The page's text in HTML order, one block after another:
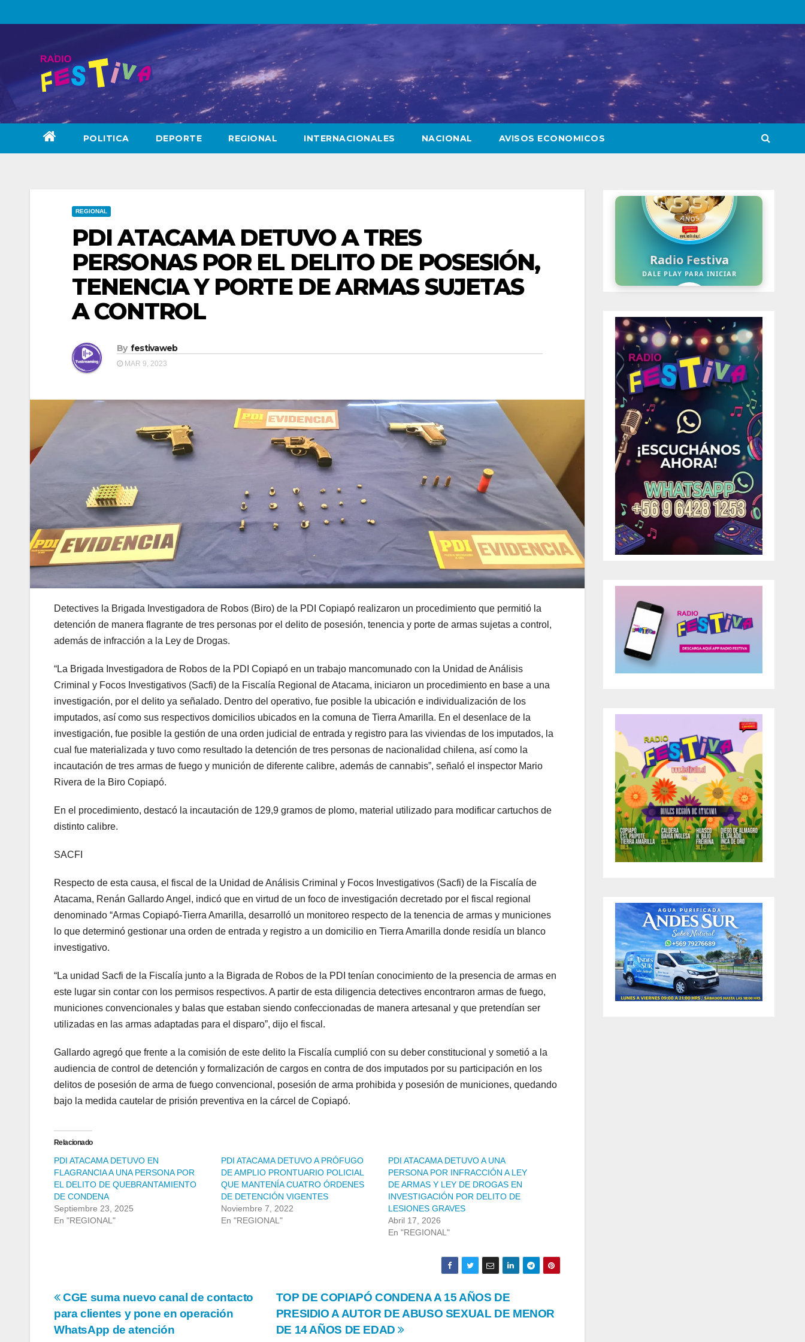
to
POLITICA DEPORTE REGIONAL INTERNACIONALES NACIONAL AVISOS ECONOMICOS
REGIONAL
PDI ATACAMA DETUVO A TRES
PERSONAS POR EL DELITO DE POSESIÓN,
TENENCIA Y PORTE DE ARMAS SUJETAS
A CONTROL
By festivaweb
MAR 9, 2023
Detectives la Brigada Investigadora de Robos (Biro) de la PDI Copiapó realizaron un procedimiento que permitió la
detención de manera flagrante de tres personas por el delito de posesión, tenencia y porte de armas sujetas a control,
además de infracción a la Ley de Drogas.
“La Brigada Investigadora de Robos de la PDI Copiapó en un trabajo mancomunado con la Unidad de Análisis
Criminal y Focos Investigativos (Sacfi) de la Fiscalía Regional de Atacama, iniciaron un procedimiento en base a una
investigación, por el delito ya señalado. Dentro del operativo, fue posible la ubicación e individualización de los
imputados, así como sus respectivos domicilios ubicados en la comuna de Tierra Amarilla. En el desenlace de la
investigación, fue posible la gestión de una orden judicial de entrada y registro para las viviendas de los imputados, la
cual fue materializada y tuvo como resultado la detención de tres personas de nacionalidad chilena, así como la
incautación de tres armas de fuego y munición de diferente calibre, además de cannabis”, señaló el inspector Mario
Rivera de la Biro Copiapó.
En el procedimiento, destacó la incautación de 129,9 gramos de plomo, material utilizado para modificar cartuchos de
distinto calibre.
SACFI
Respecto de esta causa, el fiscal de la Unidad de Análisis Criminal y Focos Investigativos (Sacfi) de la Fiscalía de
Atacama, Renán Gallardo Angel, indicó que en virtud de un foco de investigación decretado por el fiscal regional
denominado “Armas Copiapó-Tierra Amarilla, desarrolló un monitoreo respecto de la tenencia de armas y municiones
lo que determinó gestionar una orden de entrada y registro a un domicilio en Tierra Amarilla donde residía un blanco
investigativo.
“La unidad Sacfi de la Fiscalía junto a la Bigrada de Robos de la PDI tenían conocimiento de la presencia de armas en
este lugar sin contar con los permisos respectivos. A partir de esta diligencia detectives encontraron armas de fuego,
municiones convencionales y balas que estaban siendo confeccionadas de manera artesanal y que pretendían ser
utilizadas en las armas adaptadas para el disparo”, dijo el fiscal.
Gallardo agregó que frente a la comisión de este delito la Fiscalía cumplió con su deber constitucional y sometió a la
audiencia de control de detención y formalización de cargos en contra de dos imputados por su participación en los
delitos de posesión de arma de fuego convencional, posesión de arma prohibida y posesión de municiones, quedando
bajo la medida cautelar de prisión preventiva en la cárcel de Copiapó.
Relacionado
PDI ATACAMA DETUVO EN
FLAGRANCIA A UNA PERSONA POR
EL DELITO DE QUEBRANTAMIENTO
DE CONDENA
Septiembre 23, 2025
En "REGIONAL"
PDI ATACAMA DETUVO A PRÓFUGO
DE AMPLIO PRONTUARIO POLICIAL
QUE MANTENÍA CUATRO ÓRDENES
DE DETENCIÓN VIGENTES
Noviembre 7, 2022
En "REGIONAL"
PDI ATACAMA DETUVO A UNA
PERSONA POR INFRACCIÓN A LEY
DE ARMAS Y LEY DE DROGAS EN
INVESTIGACIÓN POR DELITO DE
LESIONES GRAVES
Abril 17, 2026
En "REGIONAL"
Navegación
de
TOP DE COPIAPÓ CONDENA A 15 AÑOS DE
PRESIDIO A AUTOR DE ABUSO SEXUAL DE MENOR
DE 14 AÑOS DE EDAD
CGE suma nuevo canal de contacto
para clientes y pone en operación
WhatsApp de atención